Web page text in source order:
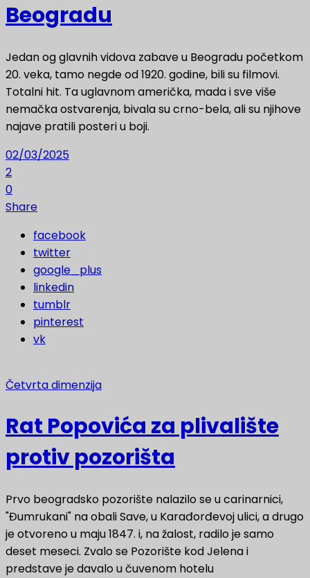
Beogradu
Jedan og glavnih vidova zabave u Beogradu početkom
20. veka, tamo negde od 1920. godine, bili su filmovi.
Totalni hit. Ta uglavnom američka, mada i sve više
nemačka ostvarenja, bivala su crno-bela, ali su njihove
najave pratili posteri u boji.
02/03/2025
2
0
Share
facebook
twitter
google_plus
linkedin
tumblr
pinterest
vk
Četvrta dimenzija
Rat Popovića za plivalište
protiv pozorišta
Prvo beogradsko pozorište nalazilo se u carinarnici,
"Đumrukani" na obali Save, u Karađorđevoj ulici, a drugo
je otvoreno u maju 1847. i, na žalost, radilo je samo
deset meseci. Zvalo se Pozorište kod Jelena i
predstave je davalo u čuvenom hotelu